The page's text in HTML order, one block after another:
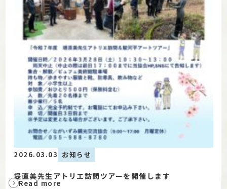
2026.03.03 お知らせ
堤直美先生アトリエ訪問ツアーを開催します
Read more